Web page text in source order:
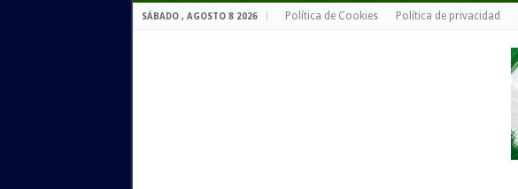
SÁBADO , AGOSTO 8 2026 Política de Cookies Política de privacidad